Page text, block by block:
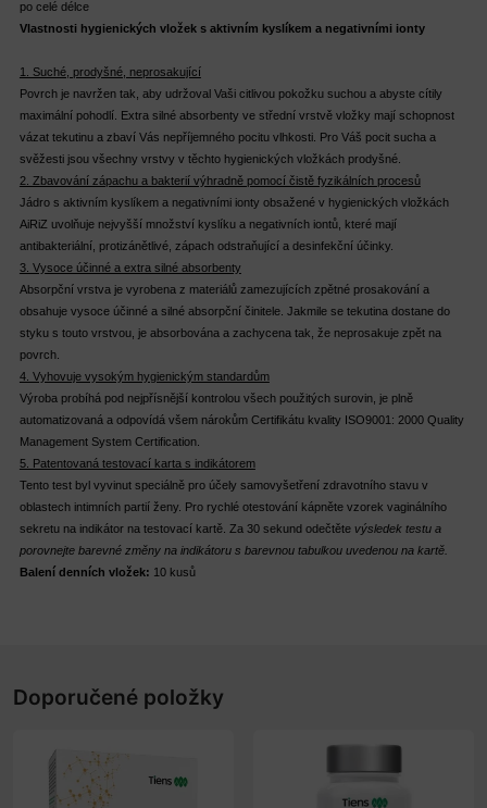
po celé délce
Vlastnosti hygienických vložek s aktivním kyslíkem a negativními ionty
1. Suché, prodyšné, neprosakující
Povrch je navržen tak, aby udržoval Vaši citlivou pokožku suchou a abyste cítily
maximální pohodlí. Extra silné absorbenty ve střední vrstvě vložky mají schopnost
vázat tekutinu a zbaví Vás nepříjemného pocitu vlhkosti. Pro Váš pocit sucha a
svěžesti jsou všechny vrstvy v těchto hygienických vložkách prodyšné.
2. Zbavování zápachu a bakterií výhradně pomocí čistě fyzikálních procesů
Jádro s aktivním kyslíkem a negativními ionty obsažené v hygienických vložkách
AiRiZ uvolňuje nejvyšší množství kyslíku a negativních iontů, které mají
antibakteriální, protizánětlivé, zápach odstraňující a desinfekční účinky.
3. Vysoce účinné a extra silné absorbenty
Absorpční vrstva je vyrobena z materiálů zamezujících zpětné prosakování a
obsahuje vysoce účinné a silné absorpční činitele. Jakmile se tekutina dostane do
styku s touto vrstvou, je absorbována a zachycena tak, že neprosakuje zpět na
povrch.
4. Vyhovuje vysokým hygienickým standardům
Výroba probíhá pod nejpřísnější kontrolou všech použitých surovin, je plně
automatizovaná a odpovídá všem nárokům Certifikátu kvality ISO9001: 2000 Quality
Management System Certification.
5. Patentovaná testovací karta s indikátorem
Tento test byl vyvinut speciálně pro účely samovyšetření zdravotního stavu v
oblastech intimních partií ženy. Pro rychlé otestování kápněte vzorek vaginálního
sekretu na indikátor na testovací kartě. Za 30 sekund odečtěte výsledek testu a
porovnejte barevné změny na indikátoru s barevnou tabulkou uvedenou na kartě.
Balení denních vložek: 10 kusů
Doporučené položky